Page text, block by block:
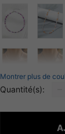
Montrer plus de
Quantité(s):